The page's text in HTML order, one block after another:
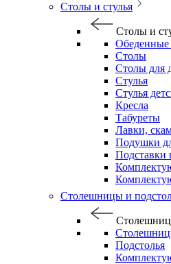
Столы и стулья
Столы и
Столы
Столы для
Стулья
Стулья
Кресла
Табуреты
Лавки,
Подушки
Подставки
Столешницы и
Подстолья